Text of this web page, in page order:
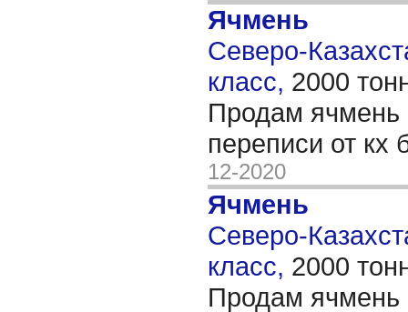
Ячмень
Северо-
класс, 2000
Продам ячмень
переписи от
12-2020
Ячмень
Северо-
класс, 2000
Продам ячмень